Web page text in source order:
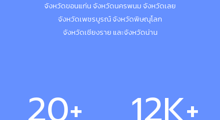
จังหวัดขอนแก่น จังหวัดนครพนม จังหวัดเลย
จังหวัดเพชรบูรณ์ จังหวัดพิษณุโลก
จังหวัดเชียงราย และจังหวัดน่าน